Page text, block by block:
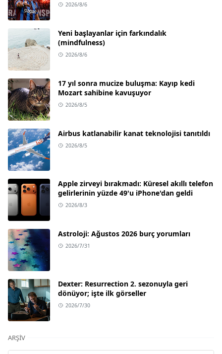
2026/8/6
Yeni başlayanlar için farkındalık
(mindfulness)
2026/8/6
17 yıl sonra mucize buluşma: Kayıp kedi
Mozart sahibine kavuşuyor
2026/8/5
Airbus katlanabilir kanat teknolojisi tanıtıldı
2026/8/5
Apple zirveyi bırakmadı: Küresel akıllı telefon
gelirlerinin yüzde 49'u iPhone'dan geldi
2026/8/3
Astroloji: Ağustos 2026 burç yorumları
2026/7/31
Dexter: Resurrection 2. sezonuyla geri
dönüyor; işte ilk görseller
2026/7/30
ARŞIV